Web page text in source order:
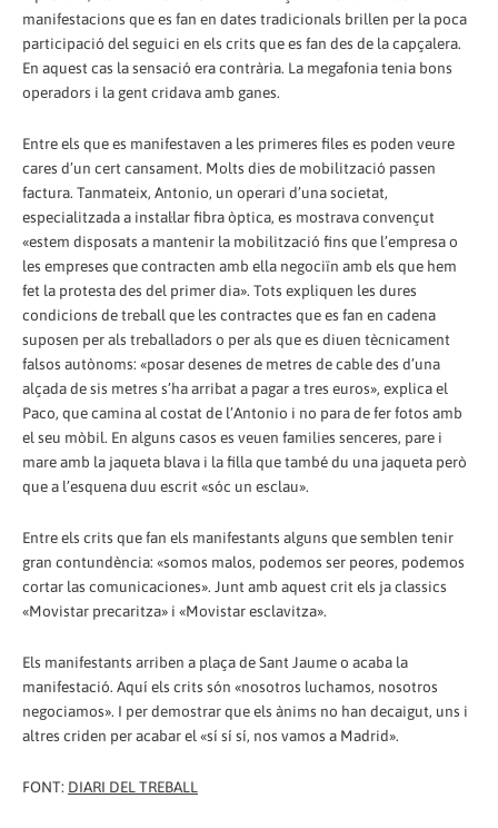
manifestacions que es fan en dates tradicionals brillen per la poca
participació del seguici en els crits que es fan des de la capçalera.
En aquest cas la sensació era contrària. La megafonia tenia bons
operadors i la gent cridava amb ganes.
Entre els que es manifestaven a les primeres files es poden veure
cares d’un cert cansament. Molts dies de mobilització passen
factura. Tanmateix, Antonio, un operari d’una societat,
especialitzada a instal·lar fibra òptica, es mostrava convençut
«estem disposats a mantenir la mobilització fins que l’empresa o
les empreses que contracten amb ella negociïn amb els que hem
fet la protesta des del primer dia». Tots expliquen les dures
condicions de treball que les contractes que es fan en cadena
suposen per als treballadors o per als que es diuen tècnicament
falsos autònoms: «posar desenes de metres de cable des d’una
alçada de sis metres s’ha arribat a pagar a tres euros», explica el
Paco, que camina al costat de l’Antonio i no para de fer fotos amb
el seu mòbil. En alguns casos es veuen families senceres, pare i
mare amb la jaqueta blava i la filla que també du una jaqueta però
que a l’esquena duu escrit «sóc un esclau».
Entre els crits que fan els manifestants alguns que semblen tenir
gran contundència: «somos malos, podemos ser peores, podemos
cortar las comunicaciones». Junt amb aquest crit els ja classics
«Movistar precaritza» i «Movistar esclavitza».
Els manifestants arriben a plaça de Sant Jaume o acaba la
manifestació. Aquí els crits són «nosotros luchamos, nosotros
negociamos». I per demostrar que els ànims no han decaigut, uns i
altres criden per acabar el «sí sí sí, nos vamos a Madrid».
FONT: DIARI DEL TREBALL